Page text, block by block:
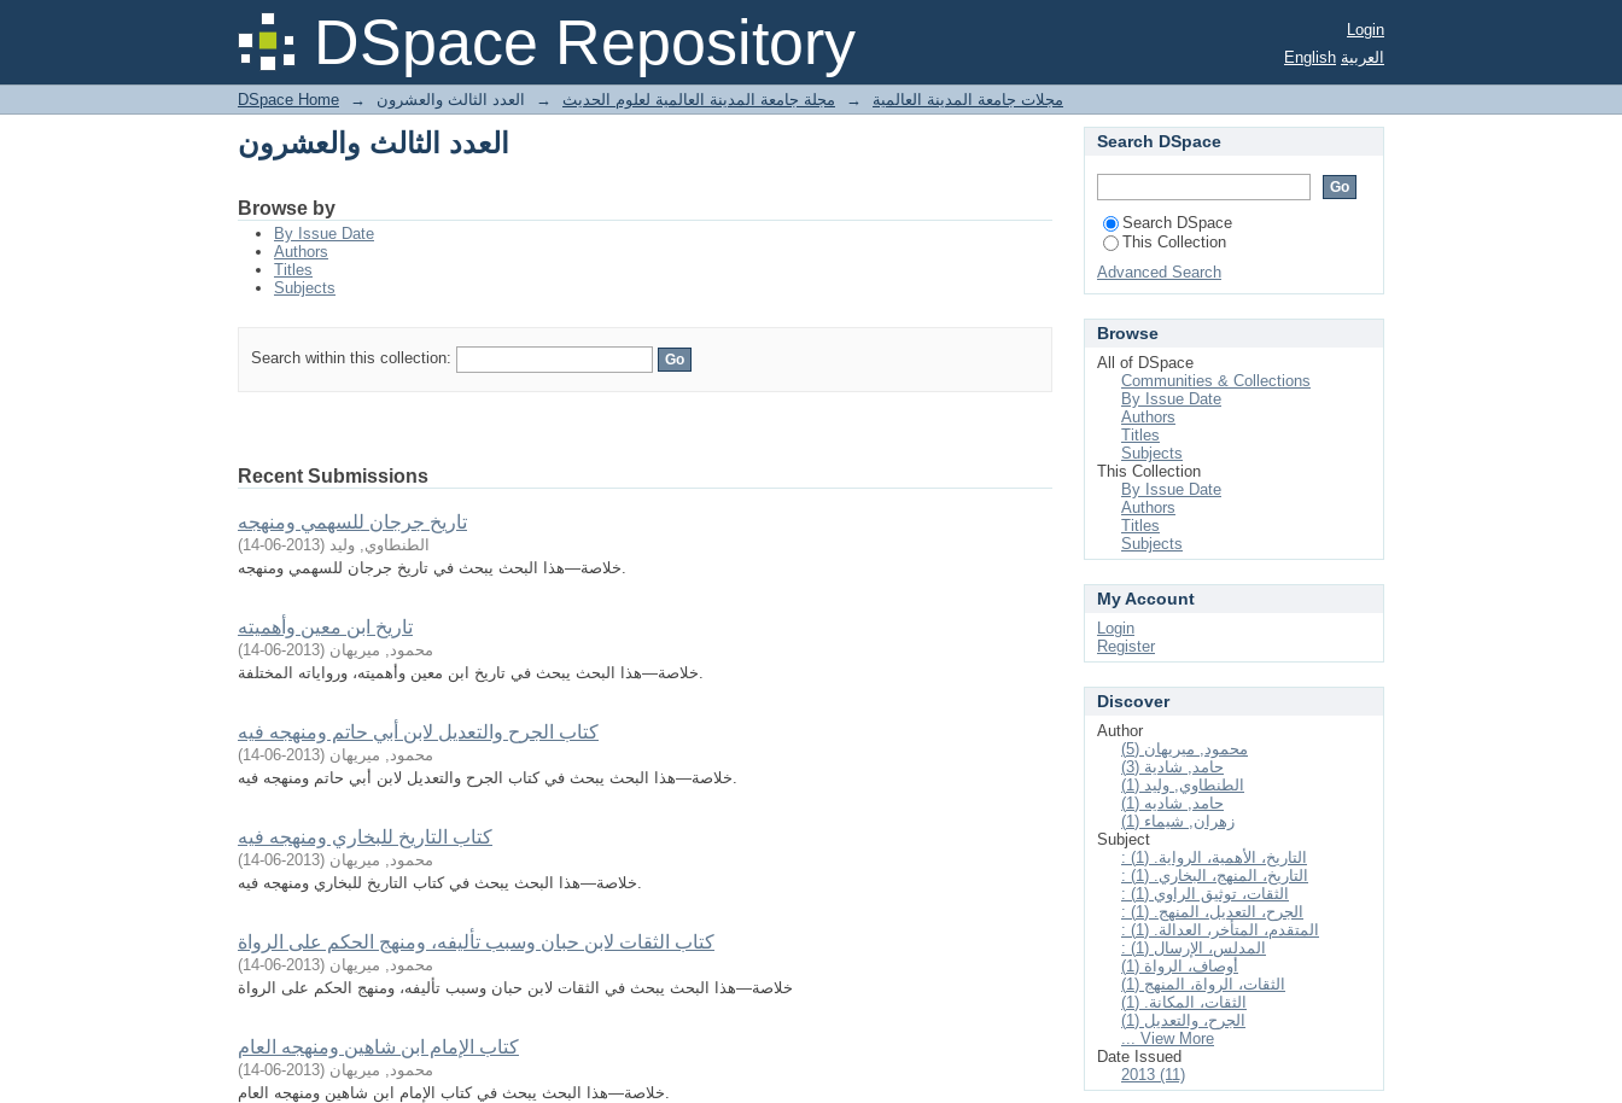
DSpace Repository
العدد الثالث والعشرون
Login
English العربية
DSpace Home → مجلات جامعة المدينة العالمية → مجلة جامعة المدينة العالمية لعلوم الحديث → العدد الثالث والعشرون
العدد الثالث والعشرون
Browse by
By Issue Date
Authors
Titles
Subjects
Search within this collection:
Recent Submissions
تاريخ جرجان للسهمي ومنهجه
الطنطاوي, وليد (
2013-06-14
)
خلاصة—هذا البحث يبحث في تاريخ جرجان للسهمي ومنهجه.
تاريخ ابن معين وأهميته
محمود, ميريهان (
2013-06-14
)
خلاصة—هذا البحث يبحث في تاريخ ابن معين وأهميته، ورواياته المختلفة.
كتاب الجرح والتعديل لابن أبي حاتم ومنهجه فيه
محمود, ميريهان (
2013-06-14
)
خلاصة—هذا البحث يبحث في كتاب الجرح والتعديل لابن أبي حاتم ومنهجه فيه.
كتاب التاريخ للبخاري ومنهجه فيه
محمود, ميريهان (
2013-06-14
)
خلاصة—هذا البحث يبحث في كتاب التاريخ للبخاري ومنهجه فيه.
كتاب الثقات لابن حبان وسبب تأليفه، ومنهج الحكم على الرواة
محمود, ميريهان (
2013-06-14
)
خلاصة—هذا البحث يبحث في الثقات لابن حبان وسبب تأليفه، ومنهج الحكم على الرواة
كتاب الإمام ابن شاهين ومنهجه العام
محمود, ميريهان (
2013-06-14
)
خلاصة—هذا البحث يبحث في كتاب الإمام ابن شاهين ومنهجه العام.
Search DSpace
Search DSpace
This Collection
Advanced Search
Browse
All of DSpace
Communities & Collections
By Issue Date
Authors
Titles
Subjects
This Collection
By Issue Date
Authors
Titles
Subjects
My Account
Login
Register
Discover
Author
محمود, ميريهان (5)
حامد, شادية (3)
الطنطاوي, وليد (1)
حامد, شاديه (1)
زهران, شيماء (1)
Subject
: التاريخ، الأهمية، الرواية. (1)
: التاريخ، المنهج، البخاري. (1)
: الثقات، توثيق الراوي (1)
: الجرح، التعديل، المنهج. (1)
: المتقدم، المتأخر، العدالة. (1)
: المدلس، الإرسال (1)
أوصاف، الرواة (1)
الثقات، الرواة، المنهج (1)
الثقات، المكانة. (1)
الجرح، والتعديل (1)
... View More
Date Issued
2013 (11)